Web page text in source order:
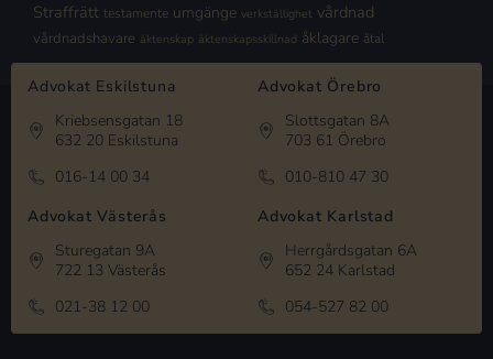
Straffrätt testamente umgänge verkställighet vårdnad
vårdnadshavare äktenskap äktenskapsskillnad åklagare åtal
Advokat Eskilstuna
Kriebsensgatan 18
632 20 Eskilstuna
016-14 00 34
Advokat Örebro
Slottsgatan 8A
703 61 Örebro
010-810 47 30
Advokat Västerås
Sturegatan 9A
722 13 Västerås
021-38 12 00
Advokat Karlstad
Herrgårdsgatan 6A
652 24 Karlstad
054-527 82 00